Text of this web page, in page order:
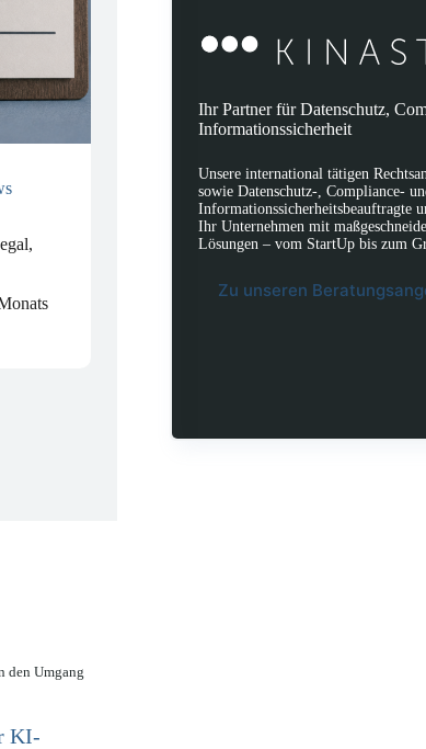
den Umgang
KI-
Ihr Partner für Datenschutz,
Informationssicherheit
Unsere international tätigen
sowie Datenschutz-, Compliance-
Informationssicherheitsbeauftragte
Ihr Unternehmen mit
Lösungen – vom StartUp bis zum
Zu unseren